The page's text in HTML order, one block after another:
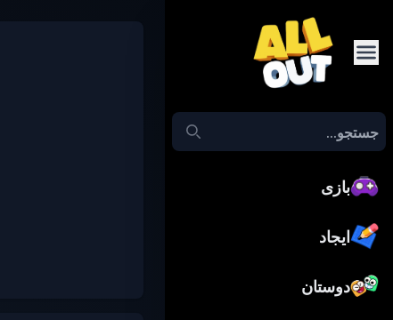
بازی
ایجاد
دوستان